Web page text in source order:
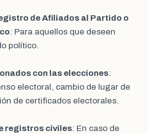
de Afiliados al Partido o
: Para aquellos que deseen
político.
con las elecciones:
electoral, cambio de lugar de
de certificados electorales.
registros civiles: En caso de